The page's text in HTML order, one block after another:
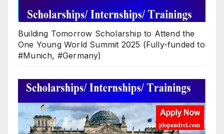
Building Tomorrow Scholarship to Attend the
One Young World Summit 2025 (Fully-funded to
#Munich, #Germany)